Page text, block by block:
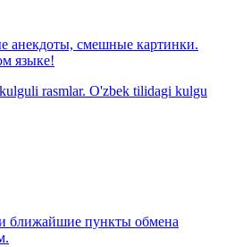
анекдоты, смешные картинки.
языке!
rasmlar. O'zbek tilidagi kulgu
ближайшие пункты обмена